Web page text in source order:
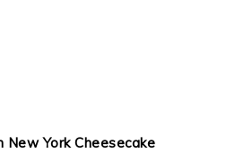
York Cheesecake